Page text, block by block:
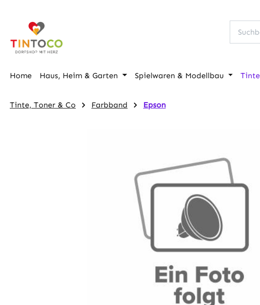
Home Haus, Heim & Garten Spielwaren & Modellbau
Tinte, Toner & Co Farbband Epson